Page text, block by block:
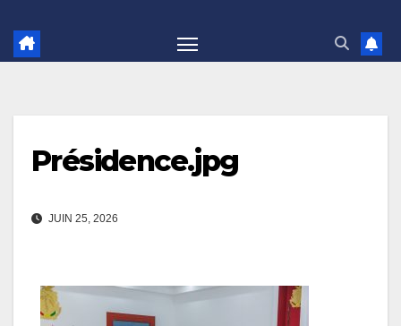
Présidence.jpg
JUIN 25, 2026